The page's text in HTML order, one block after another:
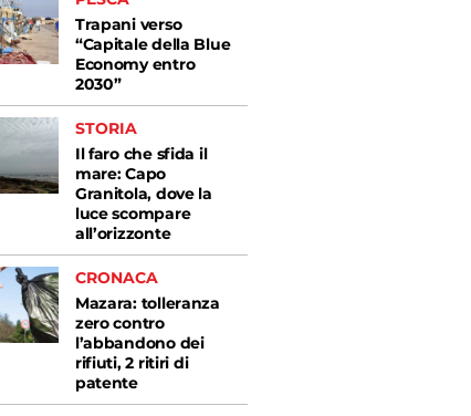
Trapani verso
“Capitale della Blue
Economy entro
2030”
STORIA
Il faro che sfida il
mare: Capo
Granitola, dove la
luce scompare
all’orizzonte
CRONACA
Mazara: tolleranza
zero contro
l’abbandono dei
rifiuti, 2 ritiri di
patente